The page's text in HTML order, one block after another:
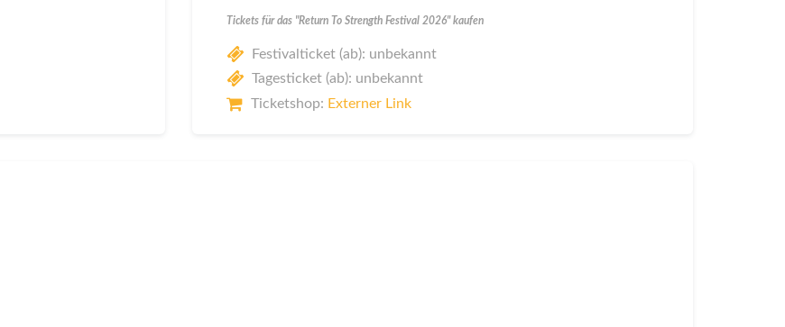
Tickets für das "Return To Strength Festival 2026" kaufen
Festivalticket (ab): unbekannt
Tagesticket (ab): unbekannt
Ticketshop: Externer Link